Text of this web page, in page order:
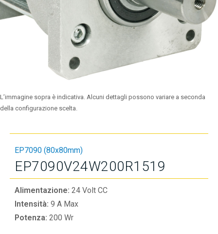
L’immagine sopra è indicativa. Alcuni dettagli possono variare a seconda
della configurazione scelta.
EP7090 (80x80mm)
EP7090V24W200R1519
Alimentazione: 24 Volt CC
Intensità: 9 A Max
Potenza: 200 Wr